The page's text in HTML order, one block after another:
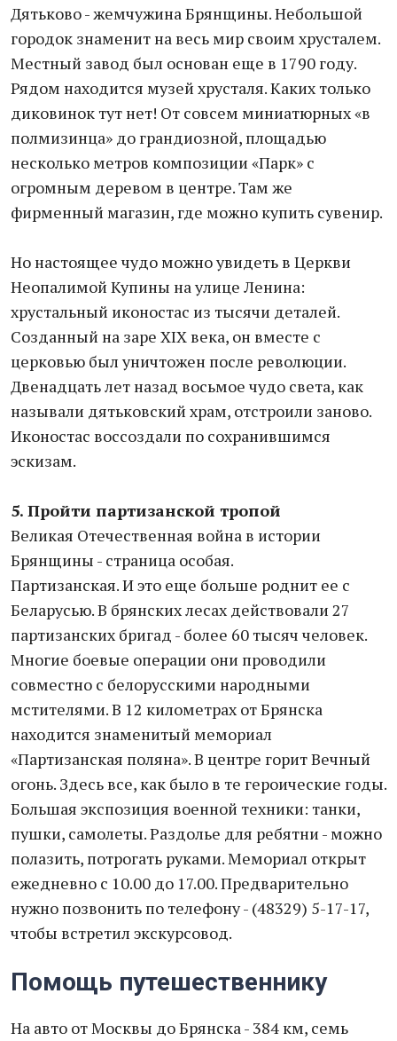
Дятьково - жемчужина Брянщины. Небольшой
городок знаменит на весь мир своим хрусталем.
Местный завод был основан еще в 1790 году.
Рядом находится музей хрусталя. Каких только
диковинок тут нет! От совсем миниатюрных «в
полмизинца» до грандиозной, площадью
несколько метров композиции «Парк» с
огромным деревом в центре. Там же
фирменный магазин, где можно купить сувенир.
Но настоящее чудо можно увидеть в Церкви
Неопалимой Купины на улице Ленина:
хрустальный иконостас из тысячи деталей.
Созданный на заре XIX века, он вместе с
церковью был уничтожен после революции.
Двенадцать лет назад восьмое чудо света, как
называли дятьковский храм, отстроили заново.
Иконостас воссоздали по сохранившимся
эскизам.
5. Пройти партизанской тропой
Великая Отечественная война в истории
Брянщины - страница особая.
Партизанская. И это еще больше роднит ее с
Беларусью. В брянских лесах действовали 27
партизанских бригад - более 60 тысяч человек.
Многие боевые операции они проводили
совместно с белорусскими народными
мстителями. В 12 километрах от Брянска
находится знаменитый мемориал
«Партизанская поляна». В центре горит Вечный
огонь. Здесь все, как было в те героические годы.
Большая экспозиция военной техники: танки,
пушки, самолеты. Раздолье для ребятни - можно
полазить, потрогать руками. Мемориал открыт
ежедневно с 10.00 до 17.00. Предварительно
нужно позвонить по телефону - (48329) 5-17-17,
чтобы встретил экскурсовод.
Помощь путешественнику
На авто от Москвы до Брянска - 384 км, семь